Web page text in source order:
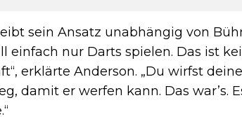
sein Ansatz unabhängig von
einfach nur Darts spielen. Das ist
erklärte Anderson. „Du wirfst
damit er werfen kann. Das war’s.